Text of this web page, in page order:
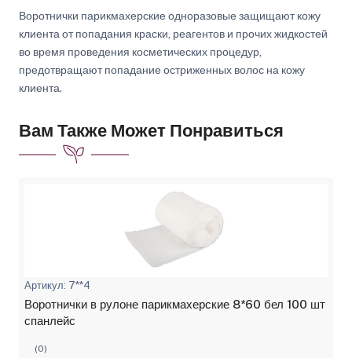
Воротнички парикмахерские одноразовые защищают кожу
клиента от попадания краски, реагентов и прочих жидкостей
во время проведения косметических процедур,
предотвращают попадание остриженных волос на кожу
клиента.
Вам Также Может Понравиться
Артикул: 7**4
Воротнички в рулоне парикмахерские 8*60 бел 100 шт
спанлейс
(0)